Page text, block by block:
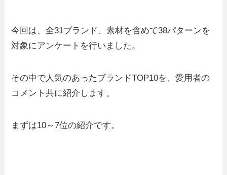
今回は、全31ブランド、素材を含めて38パターンを
対象にアンケートを行いました。
その中で人気のあったブランドTOP10を、愛用者の
コメント共に紹介します。
まずは10～7位の紹介です。